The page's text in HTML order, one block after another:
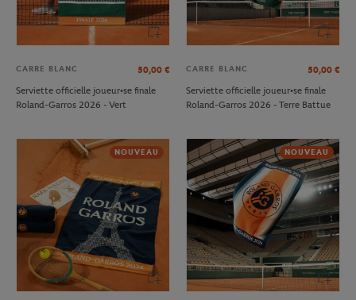
CARRE BLANC 50,00 €
Serviette officielle joueur•se finale
Roland-Garros 2026 - Vert
CARRE BLANC 50,00 €
Serviette officielle joueur•se finale
Roland-Garros 2026 - Terre Battue
NOUVEAU NOUVEAU